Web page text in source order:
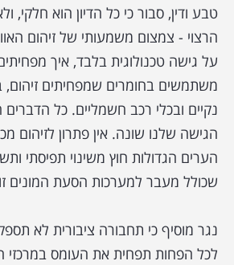
טבע ודין, סבור כי כל הדיון הוא חלקי,
הרצוי - צמצום משמעותי של זיהום
על גישה טכנולוגית בלבד, איך
משתמשים בחומרים שמפחיתים זיהום,
נקיים ובכלי רכב חשמליים. כל
הגישה שלנו שונה. אין פתרון לזיהום
הערים הגדולות חוץ משינוי תפיסתי
שכולל מעבר למערכות הסעת המונים
נגר מוסיף כי תחבורה ציבורית לא
לכל הפחות תפחית את העומס במרכזי